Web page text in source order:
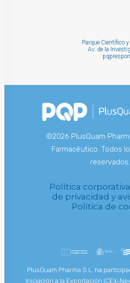
Parque Científico
Av. de la
©2026 PlusQuam
Farmacéutico. Todos
reservados.
Política
de privacidad y
Política de
PlusQuam Pharma S.L. ha
Iniciación a la Exportación ICEX-